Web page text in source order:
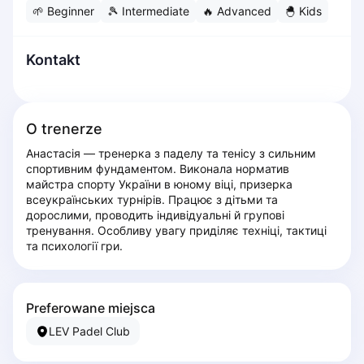
Dabrowa Gornicza
Kalisz
Katowice
Katowice Area
Kielce
Kościerzyna
Krakow
Lublin
Olsztyn
🌱 Beginner 🎾 Intermediate 🔥 Advanced 🐣 Kids
Kontakt
O trenerze
Анастасія — тренерка з паделу та тенісу з сильним
спортивним фундаментом. Виконала норматив
майстра спорту України в юному віці, призерка
всеукраїнських турнірів. Працює з дітьми та
дорослими, проводить індивідуальні й групові
тренування. Особливу увагу приділяє техніці, тактиці
та психології гри.
Preferowane miejsca
LEV Padel Club